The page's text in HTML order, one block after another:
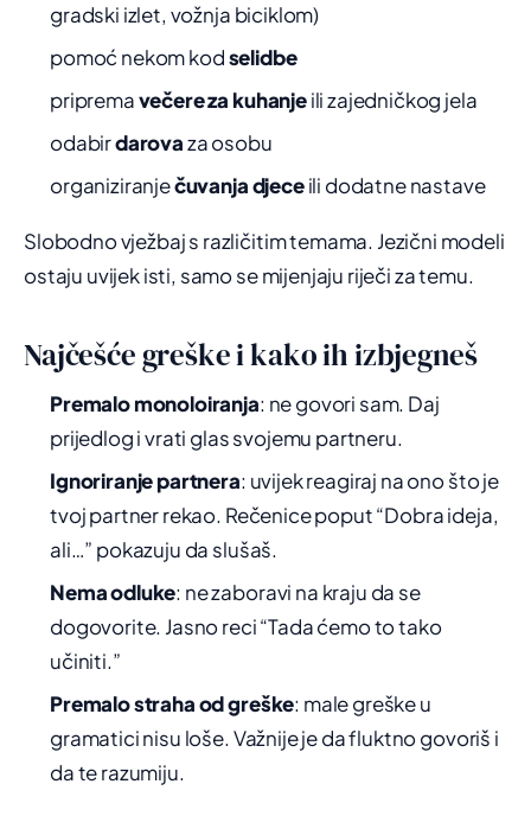
gradski izlet, vožnja biciklom)
pomoć nekom kodselidbe
pripremavečere za kuhanjeili zajedničkog jela
odabirdarovaza osobu
organiziranječuvanja djeceili dodatne nastave
Slobodno vježbaj s različitim temama. Jezični modeli
ostaju uvijek isti, samo se mijenjaju riječi za temu.
Najčešće greške i kako ih izbjegneš
Premalo monoloiranja: ne govori sam. Daj
prijedlog i vrati glas svojemu partneru.
Ignoriranje partnera: uvijek reagiraj na ono što je
tvoj partner rekao. Rečenice poput “Dobra ideja,
ali…” pokazuju da slušaš.
Nema odluke: ne zaboravi na kraju da se
dogovorite. Jasno reci “Tada ćemo to tako
učiniti.”
Premalo straha od greške: male greške u
gramatici nisu loše. Važnije je da fluktno govoriš i
da te razumiju.